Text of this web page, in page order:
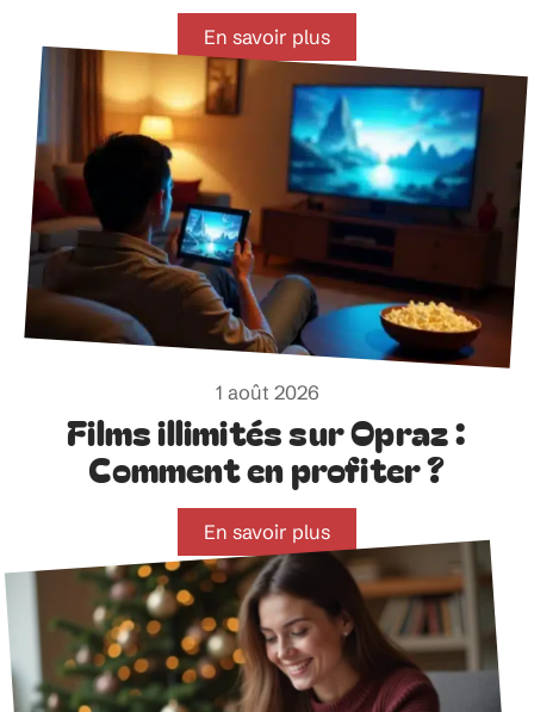
En savoir plus
1 août 2026
Films illimités sur Opraz :
Comment en profiter ?
En savoir plus